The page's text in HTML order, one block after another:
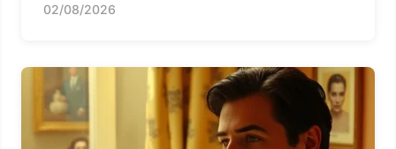
02/08/2026